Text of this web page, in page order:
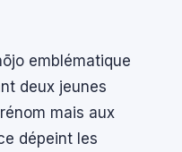
emblématique
deux jeunes
mais aux
dépeint les